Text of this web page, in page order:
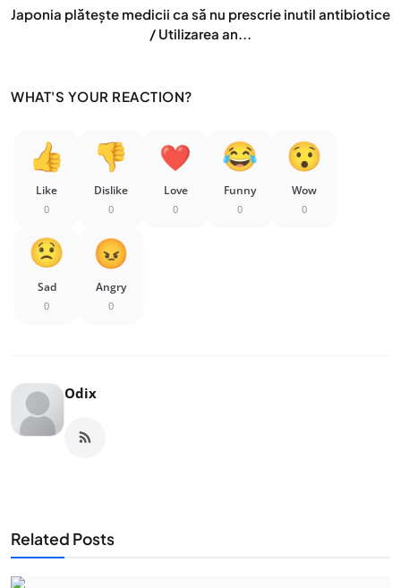
Japonia plătește medicii ca să nu prescrie inutil antibiotice
/ Utilizarea an...
WHAT'S YOUR REACTION?
Like
0
Dislike
0
Love
0
Funny
0
Wow
0
Sad
0
Angry
0
Odix
Related Posts